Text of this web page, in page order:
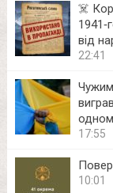
☠️
від
22:41
17:55
10:01